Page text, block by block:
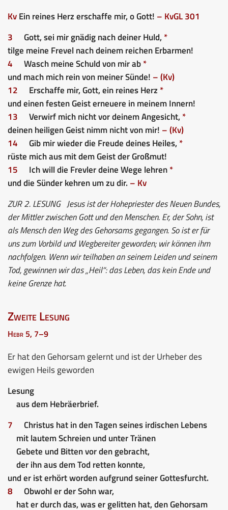
KvEin reines Herz erschaffe mir, o Gott! – KvGL 301
3
Gott, sei mir gnädig nach deiner Huld, *
tilge meine Frevel nach deinem reichen Erbarmen!
4
Wasch meine Schuld von mir ab*
und mach mich rein von meiner Sünde! – (Kv)
12
Erschaffe mir, Gott, ein reines Herz *
und einen festen Geist erneuere in meinem Innern!
13
Verwirf mich nicht vor deinem Angesicht, *
deinen heiligen Geist nimm nicht von mir! – (Kv)
14
Gib mir wieder die Freude deines Heiles, *
rüste mich aus mit dem Geist der Großmut!
15
Ich will die Frevler deine Wege lehren*
und die Sünder kehren um zu dir. – Kv
ZUR 2. LESUNGJesus ist der Hohepriester des Neuen Bundes,
der Mittler zwischen Gott und den Menschen. Er, der Sohn, ist
als Mensch den Weg des Gehorsams gegangen. So ist er für
uns zum Vorbild und Wegbereiter geworden; wir können ihm
nachfolgen. Wenn wir teilhaben an seinem Leiden und seinem
Tod, gewinnen wir das „Heil“: das Leben, das kein Ende und
keine Grenze hat.
Zweite Lesung
Hebr 5, 7–9
Er hat den Gehorsam gelernt und ist der Urheber des
ewigen Heils geworden
Lesung
aus dem Hebräerbrief.
7
Christus hat in den Tagen seines irdischen Lebens
mit lautem Schreien und unter Tränen
Gebete und Bitten vor den gebracht,
der ihn aus dem Tod retten konnte,
und er ist erhört worden aufgrund seiner Gottesfurcht.
8
Obwohl er der Sohn war,
hat er durch das, was er gelitten hat, den Gehorsam